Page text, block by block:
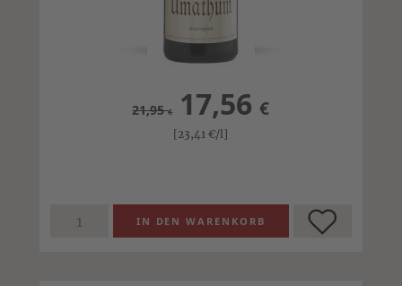
21,95€ 17,56€
[23,41€/l]